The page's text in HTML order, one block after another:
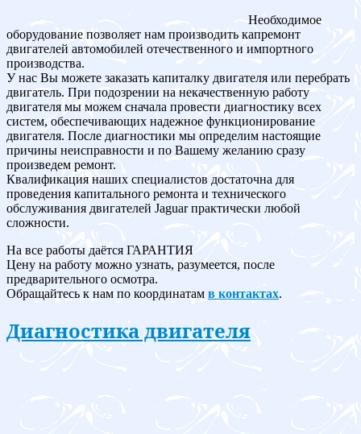
Необходимое
оборудование позволяет нам производить капремонт
двигателей автомобилей отечественного и импортного
производства.
У нас Вы можете заказать капиталку двигателя или перебрать
двигатель. При подозрении на некачественную работу
двигателя мы можем сначала провести диагностику всех
систем, обеспечивающих надежное функционирование
двигателя. После диагностики мы определим настоящие
причины неисправности и по Вашему желанию сразу
произведем ремонт.
Квалификация наших специалистов достаточна для
проведения капитального ремонта и технического
обслуживания двигателей Jaguar практически любой
сложности.
На все работы даётся ГАРАНТИЯ
Цену на работу можно узнать, разумеется, после
предварительного осмотра.
Обращайтесь к нам по координатам в контактах.
Диагностика двигателя